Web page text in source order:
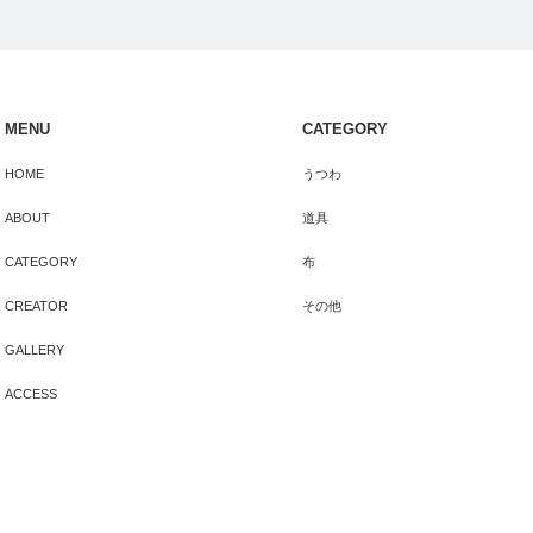
MENU
HOME
ABOUT
CATEGORY
CREATOR
GALLERY
ACCESS
CATEGORY
うつわ
道具
布
その他